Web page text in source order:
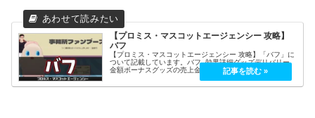
【プロミス・マスコットエージェンシー 攻略】
バフ
【プロミス・マスコットエージェンシー 攻略】「バフ」に
ついて記載しています。バフ -効果詳細グッズデリバリー
金額ボーナスグッズの売上金額が少し上乗せされます！
（重複可）人気ボーナスマスコットがジョブを完了するこ
とで得られる人気度が少し上乗せ...